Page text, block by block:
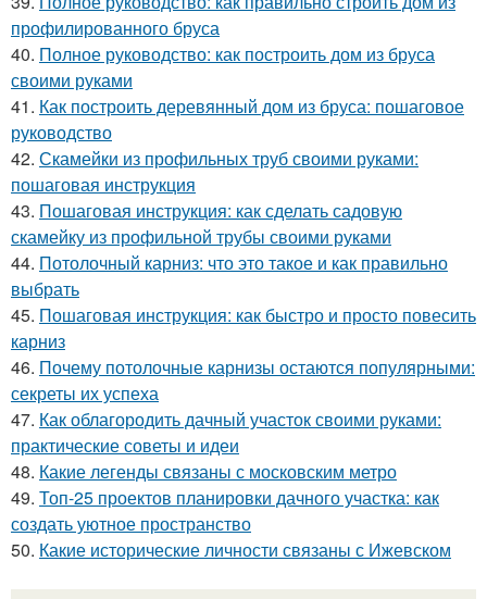
профилированного бруса
40. Полное руководство: как построить дом из бруса
своими руками
41. Как построить деревянный дом из бруса: пошаговое
руководство
42. Скамейки из профильных труб своими руками:
пошаговая инструкция
43. Пошаговая инструкция: как сделать садовую
скамейку из профильной трубы своими руками
44. Потолочный карниз: что это такое и как правильно
выбрать
45. Пошаговая инструкция: как быстро и просто повесить
карниз
46. Почему потолочные карнизы остаются популярными:
секреты их успеха
47. Как облагородить дачный участок своими руками:
практические советы и идеи
48. Какие легенды связаны с московским метро
49. Топ-25 проектов планировки дачного участка: как
создать уютное пространство
50. Какие исторические личности связаны с Ижевском